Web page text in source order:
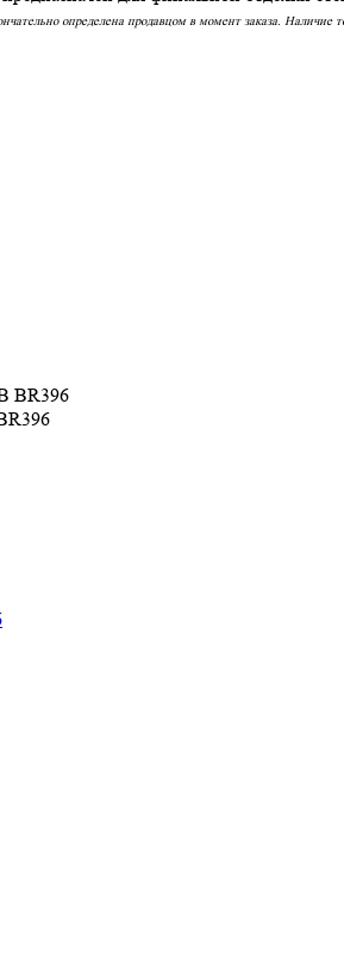
определена продавцом в момент заказа.